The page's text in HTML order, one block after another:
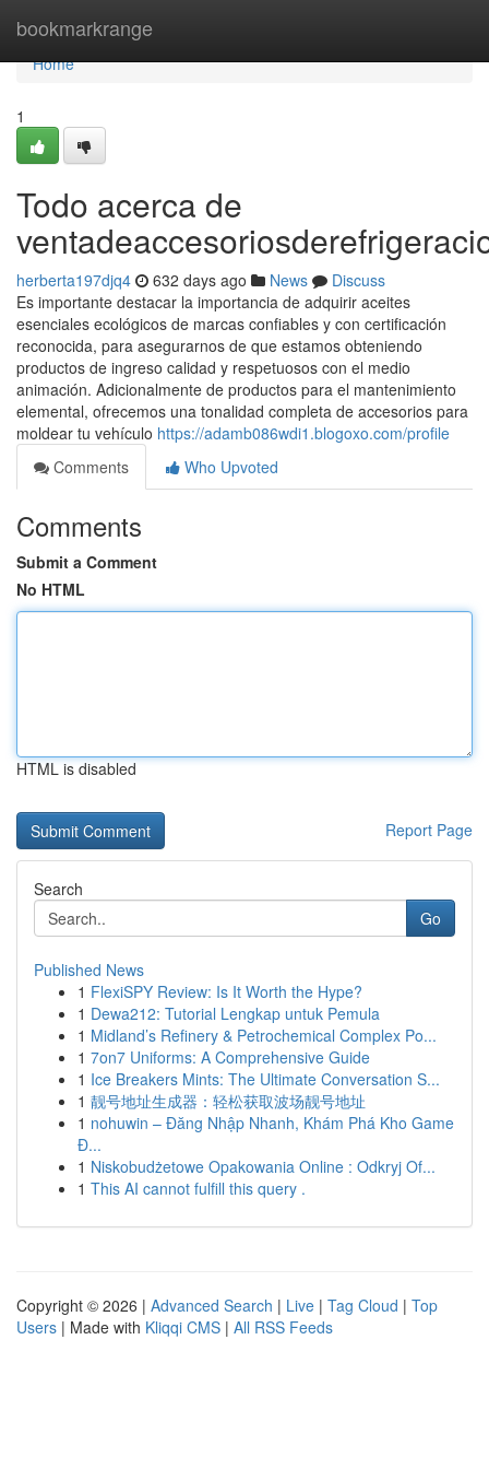
bookmarkrange
Home
Home
1
Todo acerca de
herberta197djq4 632 days ago News
Discuss
Es importante destacar la importancia de adquirir aceites
esenciales ecológicos de marcas confiables y con certificación
reconocida, para asegurarnos de que estamos obteniendo
productos de ingreso calidad y respetuosos con el medio
animación. Adicionalmente de productos para el mantenimiento
elemental, ofrecemos una tonalidad completa de accesorios para
moldear tu vehículo https://adamb086wdi1.blogoxo.com/profile
Comments
Who Upvoted
Comments
Submit a Comment
No HTML
HTML is disabled
Report Page
Search
Go
Published News
1 FlexiSPY Review: Is It Worth the Hype?
1 Dewa212: Tutorial Lengkap untuk Pemula
1 Midland’s Refinery & Petrochemical Complex Po...
1 7on7 Uniforms: A Comprehensive Guide
1 Ice Breakers Mints: The Ultimate Conversation S...
1 靓号地址生成器：轻松获取波场靓号地址
1 nohuwin – Đăng Nhập Nhanh, Khám Phá Kho Game
Đ...
1 Niskobudżetowe Opakowania Online : Odkryj Of...
1 This AI cannot fulfill this query .
Copyright © 2026 | Advanced Search | Live | Tag Cloud | Top
Users | Made with Kliqqi CMS | All RSS Feeds